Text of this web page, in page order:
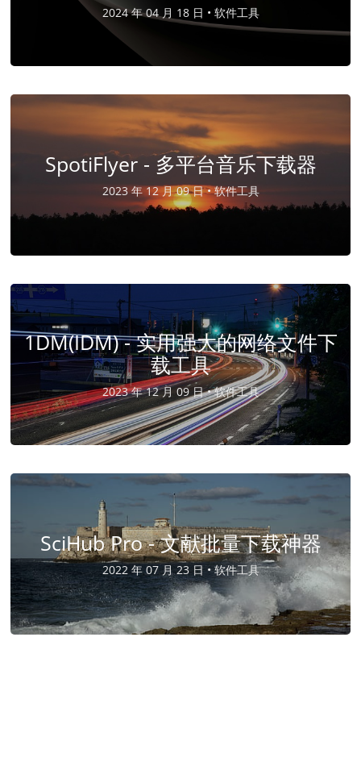
2024 年 04 月 18 日 • 软件工具
SpotiFlyer - 多平台音乐下载器
2023 年 12 月 09 日 •软件工具
1DM(IDM) - 实用强大的网络文件下
载工具
2023 年 12 月 09 日 •软件工具
SciHub Pro - 文献批量下载神器
2022 年 07 月 23 日 •软件工具